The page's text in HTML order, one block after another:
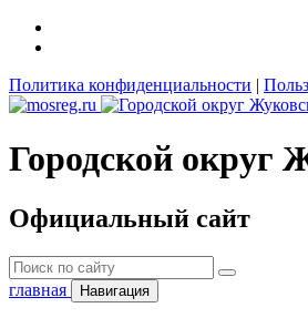
Политика конфиденциальности |
Городской округ
Официальный сайт
главная Навигация